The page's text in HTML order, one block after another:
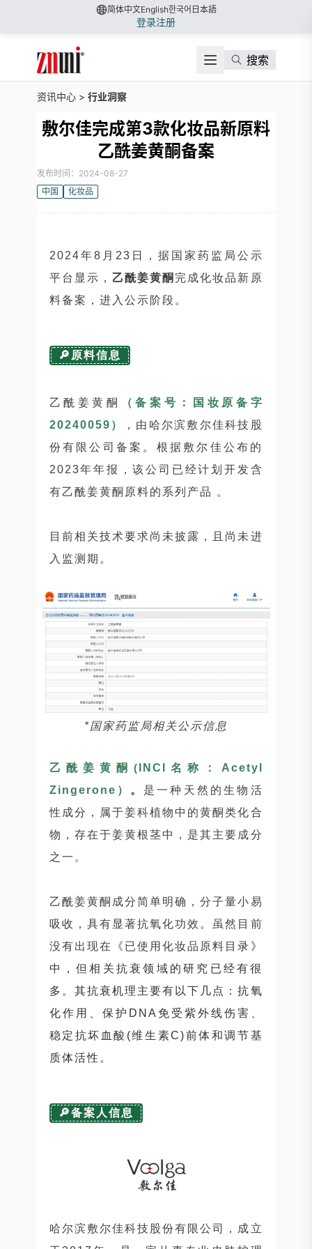
简体中文English한국어 日本語
登录注册
搜索
资讯中心 > 行业洞察
敷尔佳完成第3款化妆品新原料
乙酰姜黄酮备案
发布时间：2024-08-27
中国
化妆品
2024年8月23日，据国家药监局公示
平台显示， 乙酰姜黄酮 完成化妆品新原
料备案，进入公示阶段。
🔎原料信息
乙酰姜黄酮
（备案号：国妆原备字
20240059）
，由哈尔滨敷尔佳科技股
份有限公司备案。根据敷尔佳公布的
2023年年报，该公司已经计划开发含
有乙酰姜黄酮原料的系列产品 。
目前相关技术要求尚未披露，且尚未进
入监测期。
*国家药监局相关公示信息
乙酰姜黄酮 ( INCI名称：Acetyl
Zingerone） 。 是一种天然的生物活
性成分，属于姜科植物中的黄酮类化合
物，存在于姜黄根茎中，是其主要成分
之一。
乙酰姜黄酮成分简单明确，分子量小易
吸收，具有显著抗氧化功效。虽然目前
没有出现在《已使用化妆品原料目录》
中，但相关抗衰领域的研究已经有很
多。 其抗衰机理主要有以下几点：抗氧
化作用、保护DNA免受紫外线伤害、
稳定抗坏血酸(维生素C)前体和调节基
质体活性。
🔎备案人信息
哈尔滨敷尔佳科技股份有限公司，成立